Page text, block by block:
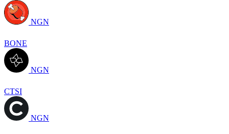
NGN
BONE
NGN
CTSI
NGN